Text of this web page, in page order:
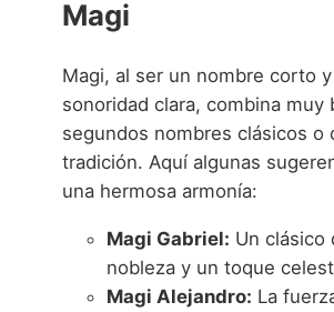
Magi
Magi, al ser un nombre corto
sonoridad clara, combina muy
segundos nombres clásicos o
tradición. Aquí algunas
una hermosa armonía:
Magi Gabriel: Un clásico
nobleza y un toque
Magi Alejandro: La